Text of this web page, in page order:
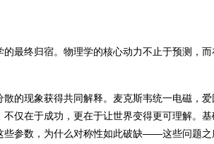
最终归宿。物理学的核心动力不止于预测，而
的现象获得共同解释。麦克斯韦统一电磁，
仅在于成功，更在于让世界变得更可理解。基
参数，为什么对称性如此破缺——这些问题之